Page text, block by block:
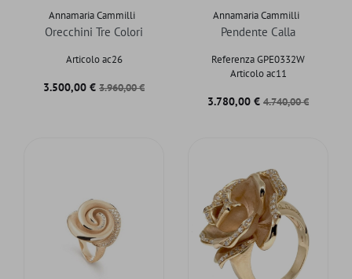
Annamaria Cammilli
Orecchini Tre Colori
Articolo ac26
Prezzo
3.500,00 € Prezzo base
3.960,00 €
Annamaria Cammilli
Pendente Calla
Referenza GPE0332W
Articolo ac11
Prezzo
3.780,00 € Prezzo base
4.740,00 €